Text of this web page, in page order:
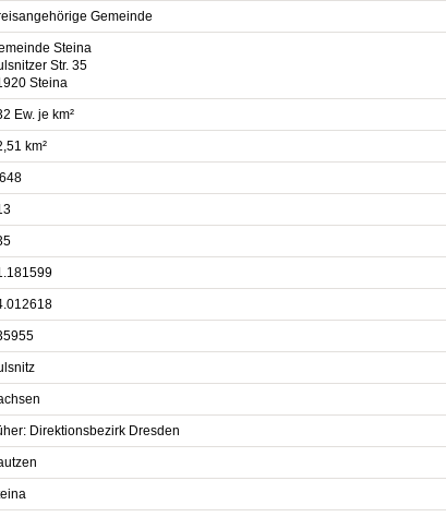
Gemeinde
Steina
Str. 35
Steina
Ew. je km²
km²
Direktionsbezirk Dresden